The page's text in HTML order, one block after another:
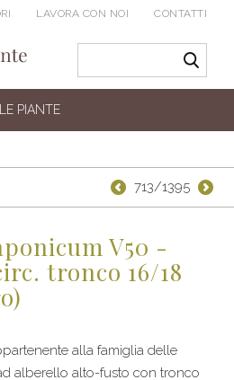
LAVORA CON NOI CONTATTI
LE PIANTE
713/1395
V50 -
tronco 16/18
alla famiglia delle
alberello alto-fusto con tronco